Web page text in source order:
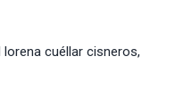
lorena cuéllar cisneros,